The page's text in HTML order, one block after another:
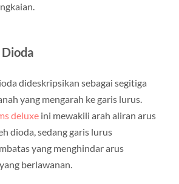
dideskripsikan sebagai segitiga
yang mengarah ke garis lurus.
deluxeini mewakili arah aliran arus
dioda, sedang garis lurus
yang menghindar arus
berlawanan.